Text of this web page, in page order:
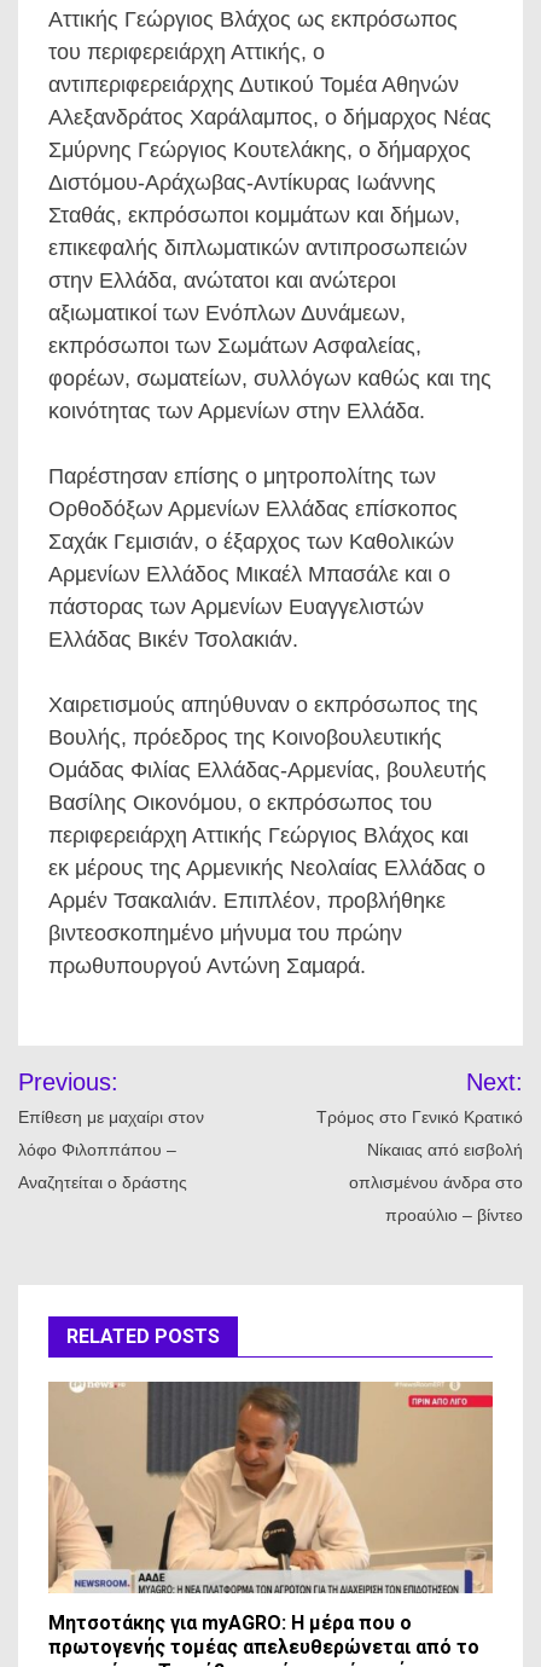
Αττικής Γεώργιος Βλάχος ως εκπρόσωπος
του περιφερειάρχη Αττικής, ο
αντιπεριφερειάρχης Δυτικού Τομέα Αθηνών
Αλεξανδράτος Χαράλαμπος, ο δήμαρχος Νέας
Σμύρνης Γεώργιος Κουτελάκης, ο δήμαρχος
Διστόμου-Αράχωβας-Αντίκυρας Ιωάννης
Σταθάς, εκπρόσωποι κομμάτων και δήμων,
επικεφαλής διπλωματικών αντιπροσωπειών
στην Ελλάδα, ανώτατοι και ανώτεροι
αξιωματικοί των Ενόπλων Δυνάμεων,
εκπρόσωποι των Σωμάτων Ασφαλείας,
φορέων, σωματείων, συλλόγων καθώς και της
κοινότητας των Αρμενίων στην Ελλάδα.
Παρέστησαν επίσης ο μητροπολίτης των
Ορθοδόξων Αρμενίων Ελλάδας επίσκοπος
Σαχάκ Γεμισιάν, ο έξαρχος των Καθολικών
Αρμενίων Ελλάδος Μικαέλ Μπασάλε και ο
πάστορας των Αρμενίων Ευαγγελιστών
Ελλάδας Βικέν Τσολακιάν.
Χαιρετισμούς απηύθυναν ο εκπρόσωπος της
Βουλής, πρόεδρος της Κοινοβουλευτικής
Ομάδας Φιλίας Ελλάδας-Αρμενίας, βουλευτής
Βασίλης Οικονόμου, ο εκπρόσωπος του
περιφερειάρχη Αττικής Γεώργιος Βλάχος και
εκ μέρους της Αρμενικής Νεολαίας Ελλάδας ο
Αρμέν Τσακαλιάν. Επιπλέον, προβλήθηκε
βιντεοσκοπημένο μήνυμα του πρώην
πρωθυπουργού Αντώνη Σαμαρά.
άρθρων
Previous:
Επίθεση με μαχαίρι στον
λόφο Φιλοππάπου –
Αναζητείται ο δράστης
Next:
Τρόμος στο Γενικό Κρατικό
Νίκαιας από εισβολή
οπλισμένου άνδρα στο
προαύλιο – βίντεο
RELATED POSTS
Μητσοτάκης για myAGRO: Η μέρα που ο
πρωτογενής τομέας απελευθερώνεται από το